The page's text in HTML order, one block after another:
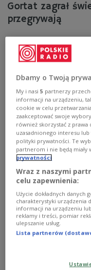
Gortat zagrał
przegrywają
Orlando Magic
Indianą Pacers 90:97.
Zobacz więcej na temat:
NBA: Wade i
Heat
Koszykarze Miami
meczu ligi NBA.
Dbamy o Twoją
My i nasi5 partnerzy
informacji na urządzeniu,
cookie w celu
zaakceptować swoje
również skorzystać z
uzasadnionego interesu
polityki prywatności. Te
partnerom i nie będą miały
prywatności
Wraz z naszymi
celu zapewnienia:
Użycie dokładnych danych
charakterystyki urządzenia
informacji na urządzeniu
reklamy i treści, pomiar
ulepszanie usług.
Lista partnerów